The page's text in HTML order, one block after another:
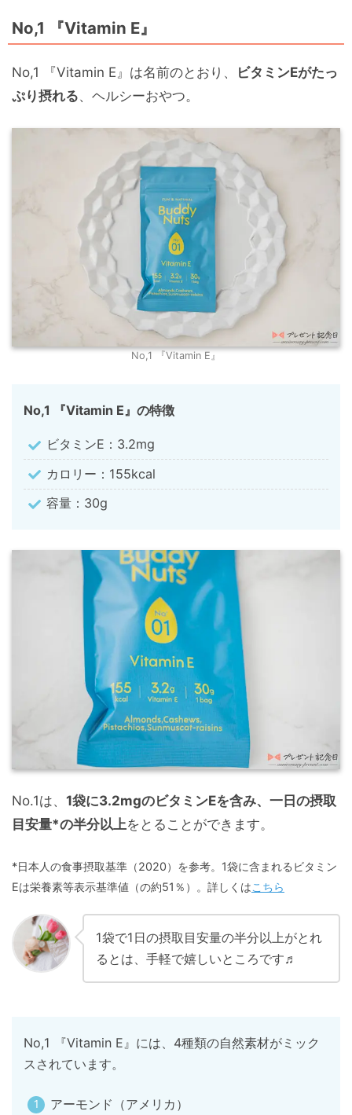
No,1 『Vitamin E』
No,1 『Vitamin E』は名前のとおり、
ビタミンEがたっ
ぷり摂れる、ヘルシーおやつ。
No,1 『Vitamin E』
No,1 『Vitamin E』の特徴
ビタミンE：3.2mg
カロリー：155kcal
容量：30g
No.1は、 1袋に3.2mgのビタミンEを含み、一日の摂取
目安量*の半分以上をとることができます。
*日本人の食事摂取基準（2020）を参考。1袋に含まれるビタミン
Eは栄養素等表示基準値（の約51％）。詳しくはこちら
1袋で1日の摂取目安量の半分以上がとれ
るとは、手軽で嬉しいところです♬
No,1 『Vitamin E』には、4種類の自然素材がミック
スされています。
アーモンド（アメリカ）